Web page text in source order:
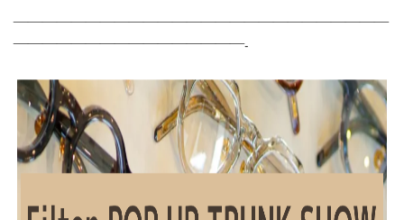
——————————————————————————
————————————————-